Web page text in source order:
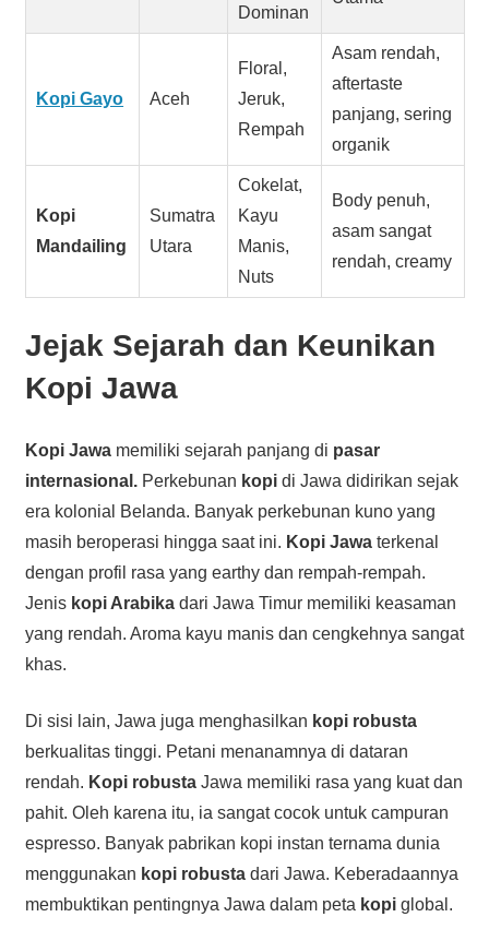
Dominan
Kopi Gayo Aceh
Floral,
Jeruk,
Rempah
Asam rendah,
aftertaste
panjang, sering
organik
Kopi
Mandailing
Sumatra
Utara
Cokelat,
Kayu
Manis,
Nuts
Body penuh,
asam sangat
rendah, creamy
Jejak Sejarah dan Keunikan
Kopi Jawa
Kopi Jawamemiliki sejarah panjang di pasar
internasional.Perkebunan kopidi Jawa didirikan sejak
era kolonial Belanda. Banyak perkebunan kuno yang
masih beroperasi hingga saat ini. Kopi Jawaterkenal
dengan profil rasa yang earthy dan rempah-rempah.
Jenis kopi Arabikadari Jawa Timur memiliki keasaman
yang rendah. Aroma kayu manis dan cengkehnya sangat
khas.
Di sisi lain, Jawa juga menghasilkan kopi robusta
berkualitas tinggi. Petani menanamnya di dataran
rendah. Kopi robustaJawa memiliki rasa yang kuat dan
pahit. Oleh karena itu, ia sangat cocok untuk campuran
espresso. Banyak pabrikan kopi instan ternama dunia
menggunakan kopi robustadari Jawa. Keberadaannya
membuktikan pentingnya Jawa dalam peta kopiglobal.